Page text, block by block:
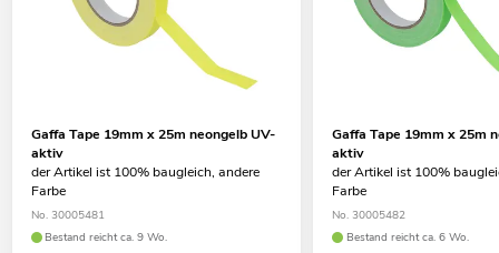
Gaffa Tape 19mm x 25m neongelb UV-
aktiv
der Artikel ist 100% baugleich, andere
Farbe
No. 30005481
Bestand reicht ca. 9 Wo.
Gaffa Tape 19mm x 25m
aktiv
der Artikel ist 100%
Farbe
No. 30005482
Bestand reicht ca. 6 Wo.